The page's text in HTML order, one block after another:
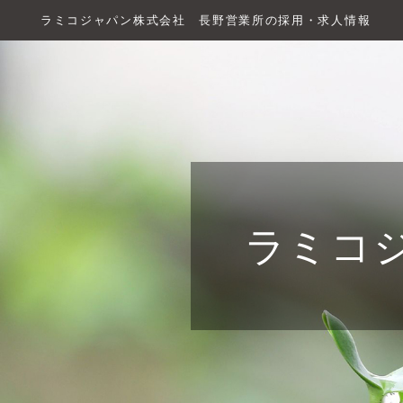
ラミコジャパン株式会社 長野営業所の採用・求人情報
ラミコ